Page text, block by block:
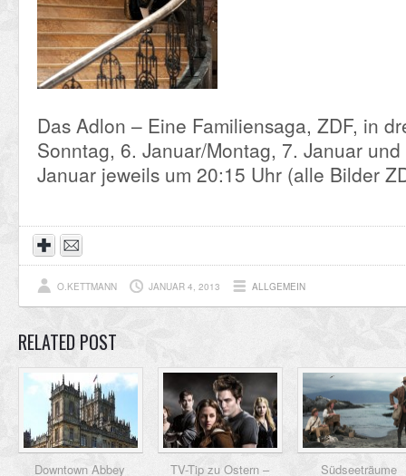
Das Adlon – Eine Familiensaga, ZDF, in
Sonntag, 6. Januar/Montag, 7. Januar
Januar jeweils um 20:15 Uhr (alle Bilder
O.KETTMANN JANUAR 4, 2013 ALLGEMEIN
RELATED POST
Downtown Abbey TV-Tip zu Ostern – Südseeträume